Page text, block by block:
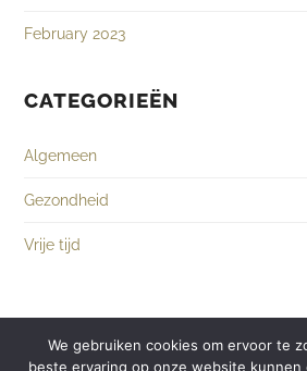
February 2023
CATEGORIEËN
Algemeen
Gezondheid
Vrije tijd
We gebruiken cookies om ervoor te
beste ervaring op onze website kunnen